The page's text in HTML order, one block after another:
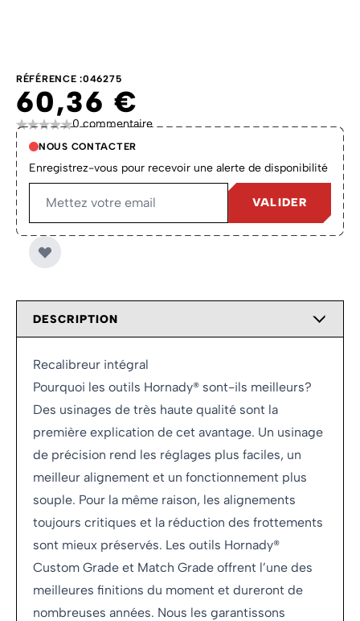
RÉFÉRENCE :046275
60,36 €
0 commentaire
NOUS CONTACTER
Enregistrez-vous pour recevoir une alerte de disponibilité
VALIDER
DESCRIPTION
Recalibreur intégral
Pourquoi les outils Hornady® sont-ils meilleurs?
Des usinages de très haute qualité sont la
première explication de cet avantage. Un usinage
de précision rend les réglages plus faciles, un
meilleur alignement et un fonctionnement plus
souple. Pour la même raison, les alignements
toujours critiques et la réduction des frottements
sont mieux préservés. Les outils Hornady®
Custom Grade et Match Grade offrent l’une des
meilleures finitions du moment et dureront de
nombreuses années. Nous les garantissons